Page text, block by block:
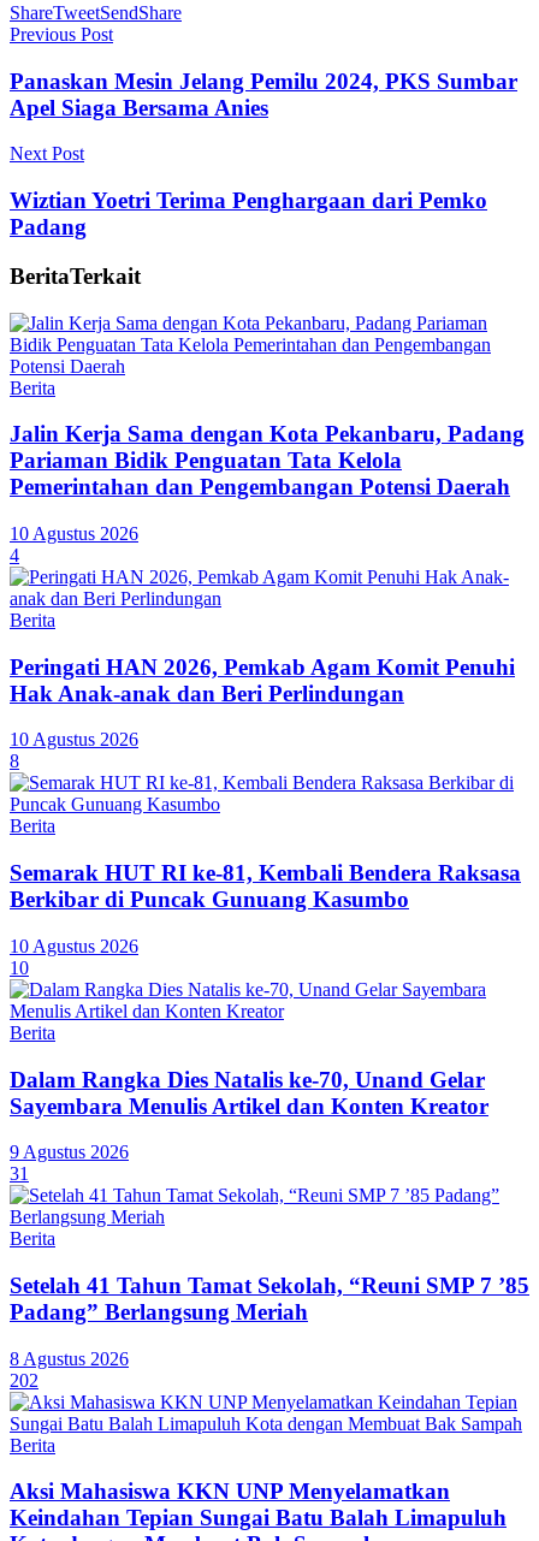
ShareTweetSendShare
Previous Post
Panaskan Mesin Jelang Pemilu 2024, PKS Sumbar
Apel Siaga Bersama Anies
Next Post
Wiztian Yoetri Terima Penghargaan dari Pemko
Padang
BeritaTerkait
Berita
Jalin Kerja Sama dengan Kota Pekanbaru, Padang
Pariaman Bidik Penguatan Tata Kelola
Pemerintahan dan Pengembangan Potensi Daerah
10 Agustus 2026
4
Berita
Peringati HAN 2026, Pemkab Agam Komit Penuhi
Hak Anak-anak dan Beri Perlindungan
10 Agustus 2026
8
Berita
Semarak HUT RI ke-81, Kembali Bendera Raksasa
Berkibar di Puncak Gunuang Kasumbo
10 Agustus 2026
10
Berita
Dalam Rangka Dies Natalis ke-70, Unand Gelar
Sayembara Menulis Artikel dan Konten Kreator
9 Agustus 2026
31
Berita
Setelah 41 Tahun Tamat Sekolah, “Reuni SMP 7 ’85
Padang” Berlangsung Meriah
8 Agustus 2026
202
Berita
Aksi Mahasiswa KKN UNP Menyelamatkan
Keindahan Tepian Sungai Batu Balah Limapuluh